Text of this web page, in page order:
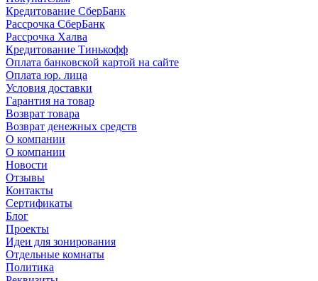
Кредитование СберБанк
Рассрочка СберБанк
Рассрочка Халва
Кредитование Тинькофф
Оплата банковской картой на сайте
Оплата юр. лица
Условия доставки
Гарантия на товар
Возврат товара
Возврат денежных средств
О компании
О компании
Новости
Отзывы
Контакты
Сертификаты
Блог
Проекты
Идеи для зонирования
Отдельные комнаты
Политика